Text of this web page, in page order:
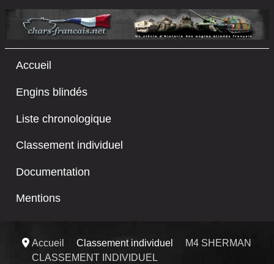
Accueil
Engins blindés
Liste chronologique
Classement individuel
Documentation
Mentions
Accueil Classement individuel
M4 SHERMAN
CLASSEMENT INDIVIDUEL